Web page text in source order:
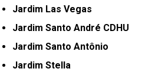
Jardim Las Vegas
Jardim Santo André CDHU
Jardim Santo Antônio
Jardim Stella